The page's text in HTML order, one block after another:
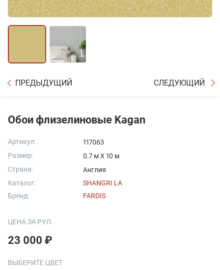
ПРЕДЫДУЩИЙ СЛЕДУЮЩИЙ
Обои флизелиновые Kagan
Артикул:
117063
Размер:
0.7 м X 10 м
Страна:
Англия
Каталог:
SHANGRI LA
Бренд:
FARDIS
ЦЕНА ЗА РУЛ.
23 000 ₽
ВЫБЕРИТЕ ЦВЕТ